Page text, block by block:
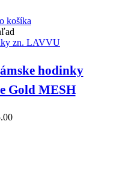
košíka
zn. LAVVU
hodinky
Gold MESH